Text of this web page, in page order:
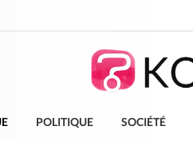
POLITIQUE SOCIÉTÉ